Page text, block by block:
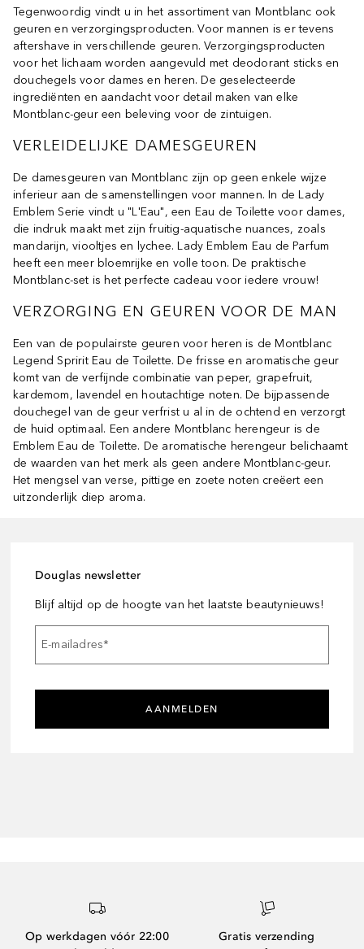
Tegenwoordig vindt u in het assortiment van Montblanc ook
geuren en verzorgingsproducten. Voor mannen is er tevens
aftershave in verschillende geuren. Verzorgingsproducten
voor het lichaam worden aangevuld met deodorant sticks en
douchegels voor dames en heren. De geselecteerde
ingrediënten en aandacht voor detail maken van elke
Montblanc-geur een beleving voor de zintuigen.
VERLEIDELIJKE DAMESGEUREN
De damesgeuren van Montblanc zijn op geen enkele wijze
inferieur aan de samenstellingen voor mannen. In de Lady
Emblem Serie vindt u "L'Eau", een Eau de Toilette voor dames,
die indruk maakt met zijn fruitig-aquatische nuances, zoals
mandarijn, viooltjes en lychee. Lady Emblem Eau de Parfum
heeft een meer bloemrijke en volle toon. De praktische
Montblanc-set is het perfecte cadeau voor iedere vrouw!
VERZORGING EN GEUREN VOOR DE MAN
Een van de populairste geuren voor heren is de Montblanc
Legend Spririt Eau de Toilette. De frisse en aromatische geur
komt van de verfijnde combinatie van peper, grapefruit,
kardemom, lavendel en houtachtige noten. De bijpassende
douchegel van de geur verfrist u al in de ochtend en verzorgt
de huid optimaal. Een andere Montblanc herengeur is de
Emblem Eau de Toilette. De aromatische herengeur belichaamt
de waarden van het merk als geen andere Montblanc-geur.
Het mengsel van verse, pittige en zoete noten creëert een
uitzonderlijk diep aroma.
Douglas newsletter
Blijf altijd op de hoogte van het laatste beautynieuws!
E-mailadres*
AANMELDEN
Op werkdagen vóór 22:00
Gratis verzending